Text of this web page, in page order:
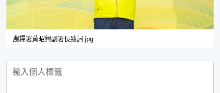
農糧署黃昭興副署長致詞.jpg